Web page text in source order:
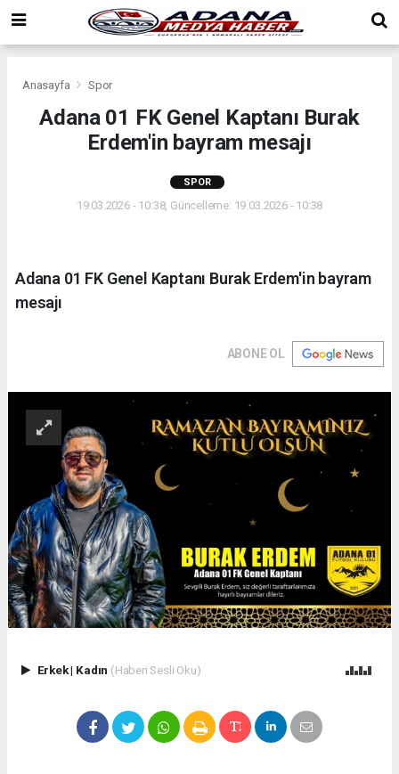
Anasayfa Spor
Adana 01 FK Genel Kaptanı Burak
Erdem'in bayram mesajı
SPOR
19.03.2026 - 10:38, Güncelleme: 19.03.2026 - 10:38
Adana 01 FK Genel Kaptanı Burak Erdem'in bayram
mesajı
ABONE OL
Erkek| Kadın (Haberi Sesli Oku)